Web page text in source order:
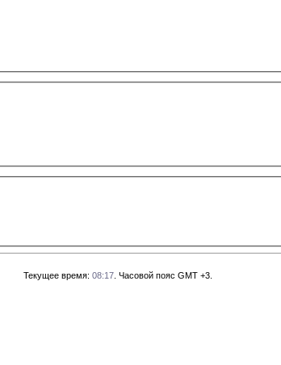
Текущее время: 08:17 . Часовой пояс GMT +3.